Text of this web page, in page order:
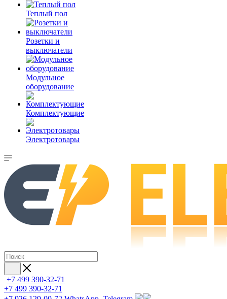
Теплый пол
Розетки и
выключатели
Модульное
оборудование
Комплектующие
Электротовары
+7 499 390-32-71
+7 499 390-32-71